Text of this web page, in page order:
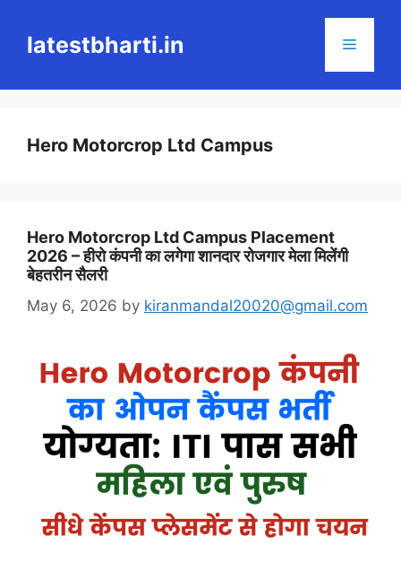
contentlatestbharti.in Menu
Hero Motorcrop Ltd Campus
Hero Motorcrop Ltd Campus Placement
2026 – हीरो कंपनी का लगेगा शानदार रोजगार मेला मिलेंगी
बेहतरीन सैलरी
May 6, 2026 by kiranmandal20020@gmail.com